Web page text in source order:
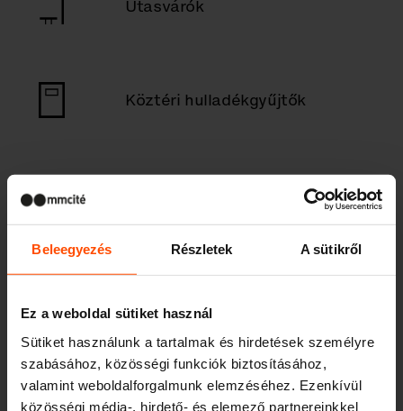
Beleegyezés Részletek A sütikről
Ez a weboldal sütiket használ
Sütiket használunk a tartalmak és hirdetések személyre
szabásához, közösségi funkciók biztosításához,
valamint weboldalforgalmunk elemzéséhez. Ezenkívül
közösségi média-, hirdető- és elemező partnereinkkel
Utasvárók
Köztéri hulladékgyűjtők
Kültéri lefedések, paraván